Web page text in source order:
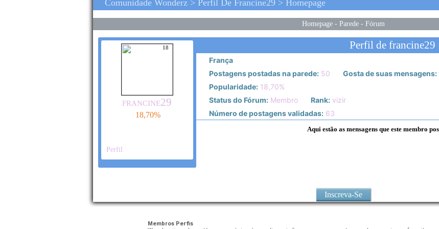
Comunidade Wonderz > Perfil De Francine29 > Homepage
Homepage - Parede - Fórum
18
francine29
18,70%
Perfil
Perfil de francine29
França
Postagens postadas na parede:50 Gosta de suas mensagens:
Popularidade:18,70%
Status do Fórum:Membro Rank:vizir
Número de postagens validadas:63
Aqui estão as mensagens que este membro
Inscreva-Se
Membros Perfis